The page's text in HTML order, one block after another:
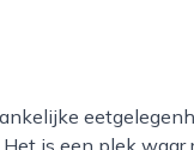
is een plek